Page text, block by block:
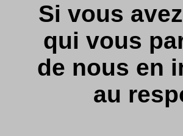
Si vous
qui vous
de nous en
au